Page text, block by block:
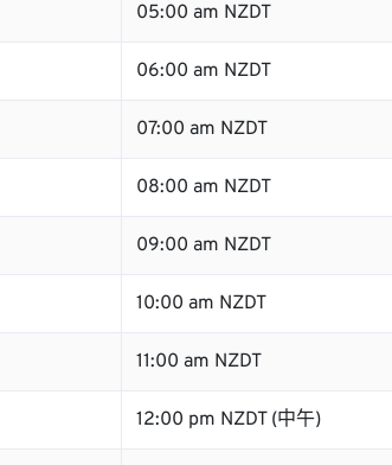
05:00 am NZDT
06:00 am NZDT
07:00 am NZDT
08:00 am NZDT
09:00 am NZDT
10:00 am NZDT
11:00 am NZDT
12:00 pm NZDT (中午)